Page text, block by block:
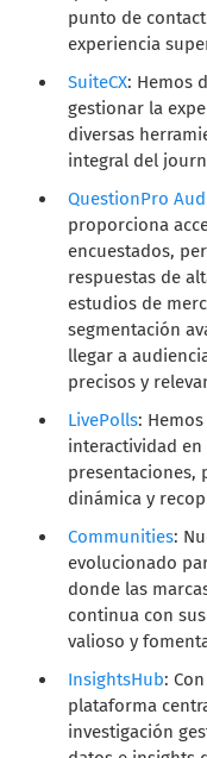
punto de
experiencia
SuiteCX: Hemos
gestionar la
diversas
integral del
QuestionPro
proporciona
encuestados,
respuestas de
estudios de
segmentación
llegar a
precisos y
LivePolls:
interactividad
presentaciones,
dinámica y
Communities:
evolucionado
donde las
continua con
valioso y
InsightsHub:
plataforma
investigación